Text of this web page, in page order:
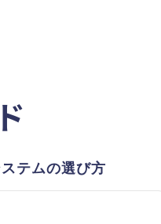
テムの選び方